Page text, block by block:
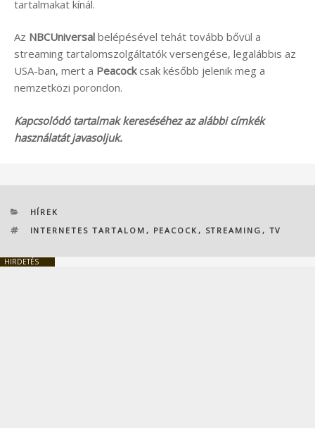
tartalmakat kínál.
Az NBCUniversal belépésével tehát tovább bővül a
streaming tartalomszolgáltatók versengése, legalábbis az
USA-ban, mert a Peacockcsak később jelenik meg a
nemzetközi porondon.
Kapcsolódó tartalmak kereséséhez az alábbi címkék
használatát javasoljuk.
KATEGÓRIÁK
HÍREK
CÍMKÉK
INTERNETES TARTALOM , PEACOCK , STREAMING , TV
HIRDETÉS